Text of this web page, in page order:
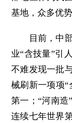
基地，众多优
目前，中部
业“含技量”引
不难发现一批
械刷新一项项“
第一；“河南
连续七年世界